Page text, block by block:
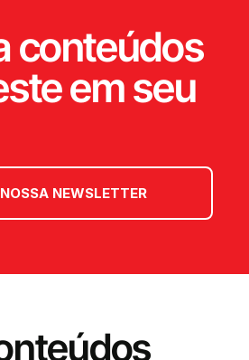
conteúdos
em seu
NEWSLETTER